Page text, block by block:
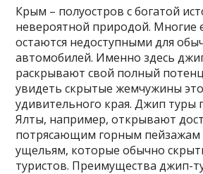
Крым – полуостров с богатой
невероятной природой. Многие
остаются недоступными для
автомобилей. Именно здесь
раскрывают свой полный
увидеть скрытые жемчужины
удивительного края. Джип туры
Ялты, например, открывают
потрясающим горным
ущельям, которые обычно
туристов. Преимущества джип-